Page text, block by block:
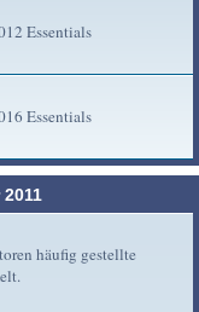
Essentials
Essentials
häufig gestellte